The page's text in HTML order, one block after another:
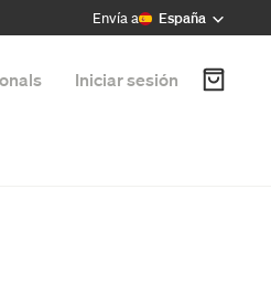
Envía a España
Iniciar sesión